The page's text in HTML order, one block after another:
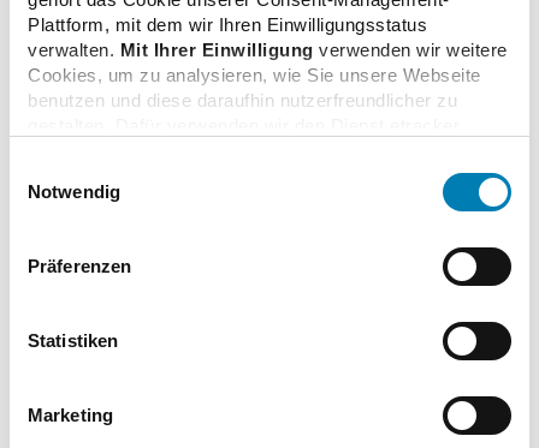
Plattform, mit dem wir Ihren Einwilligungsstatus
verwalten. Mit Ihrer Einwilligung verwenden wir weitere
Cookies, um zu analysieren, wie Sie unsere Webseite
benutzen und diese daraufhin nutzerfreundlicher zu
Adresse und Ihr Surfverhalten verarbeitet. Mit einem
Klick auf „Cookies zulassen“ stimmen Sie der
erforderlichen Cookies zu. Über die Schaltfläche „Nur
notwendige Cookies verwenden“ können Sie die nicht
unteren Regler Ihre persönlichen Bedürfnisse individuell
einstellen. Sie können Ihre Einwilligung jederzeit mit
Datenschutzhinweisen.
Notwendig
Präferenzen
Statistiken
Marketing
Frankfurt am Main
Land
Deutschland
Web
https://service.apothekerkammer.de/kurse/suche/
Name
Telefon
Veranstaltungen@apothekerkammer.de